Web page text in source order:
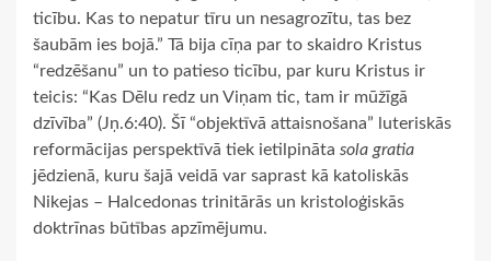
ticību. Kas to nepatur tīru un nesagrozītu, tas bez
šaubām ies bojā.” Tā bija cīņa par to skaidro Kristus
“redzēšanu” un to patieso ticību, par kuru Kristus ir
teicis: “Kas Dēlu redz un Viņam tic, tam ir mūžīgā
dzīvība” (Jņ.6:40). Šī “objektīvā attaisnošana” luteriskās
reformācijas perspektīvā tiek ietilpināta sola gratia
jēdzienā, kuru šajā veidā var saprast kā katoliskās
Nikejas – Halcedonas trinitārās un kristoloģiskās
doktrīnas būtības apzīmējumu.